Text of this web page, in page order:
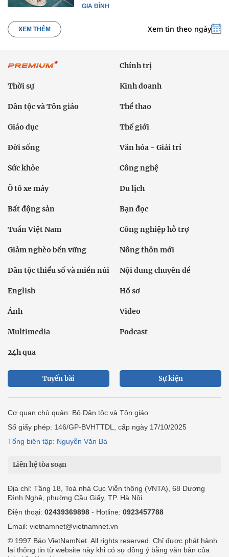
GIA ĐÌNH
XEM THÊM Xem tin theo ngày
Chính trị
Thời sự Kinh doanh
Dân tộc và Tôn giáo Thể thao
Giáo dục Thế giới
Đời sống Văn hóa - Giải trí
Sức khỏe Công nghệ
Ô tô xe máy Du lịch
Bất động sản Bạn đọc
Tuần Việt Nam Công nghiệp hỗ trợ
Giảm nghèo bền vững Nông thôn mới
Dân tộc thiểu số và miền núi Nội dung chuyên đề
English Hồ sơ
Ảnh Video
Multimedia Podcast
24h qua
Tuyến bài Sự kiện
Cơ quan chủ quản: Bộ Dân tộc và Tôn giáo
Số giấy phép: 146/GP-BVHTTDL, cấp ngày 17/10/2025
Tổng biên tập: Nguyễn Văn Bá
Liên hệ tòa soạn
Địa chỉ: Tầng 18, Toà nhà Cục Viễn thông (VNTA), 68 Dương
Đình Nghệ, phường Cầu Giấy, TP. Hà Nội.
Điện thoại: 02439369898 - Hotline: 0923457788
Email: vietnamnet@vietnamnet.vn
© 1997 Báo VietNamNet. All rights reserved. Chỉ được phát hành
lại thông tin từ website này khi có sự đồng ý bằng văn bản của